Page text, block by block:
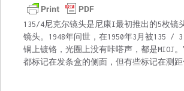
135/4尼克尔镜头是尼康I最初推出的5枚镜
镜头。1948年问世，在1950年3月被135 /
铜上镀铬，光圈上没有咔嗒声，都是MIOJ
都标记在发条盒的侧面，但有些标记在测距